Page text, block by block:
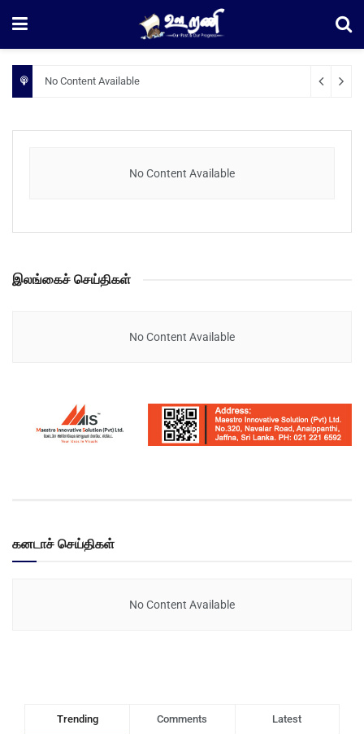
No Content Available
No Content Available
இலங்கைச் செய்திகள்
No Content Available
கனடாச் செய்திகள்
No Content Available
Trending Comments Latest